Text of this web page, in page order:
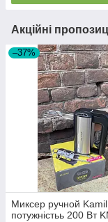
Акційні
–37%
Миксер ручной
потужністьь 200 Вт